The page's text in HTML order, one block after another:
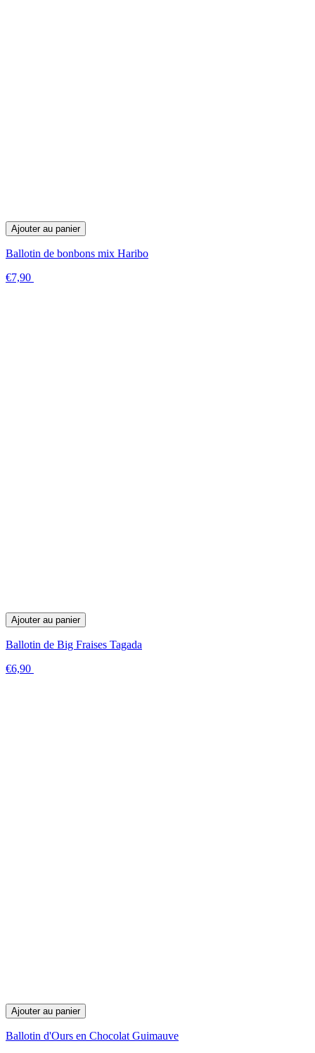
Ajouter au panier
Ballotin de bonbons mix Haribo
€7,90
Ajouter au panier
Ballotin de Big Fraises Tagada
€6,90
Ajouter au panier
Ballotin d'Ours en Chocolat Guimauve